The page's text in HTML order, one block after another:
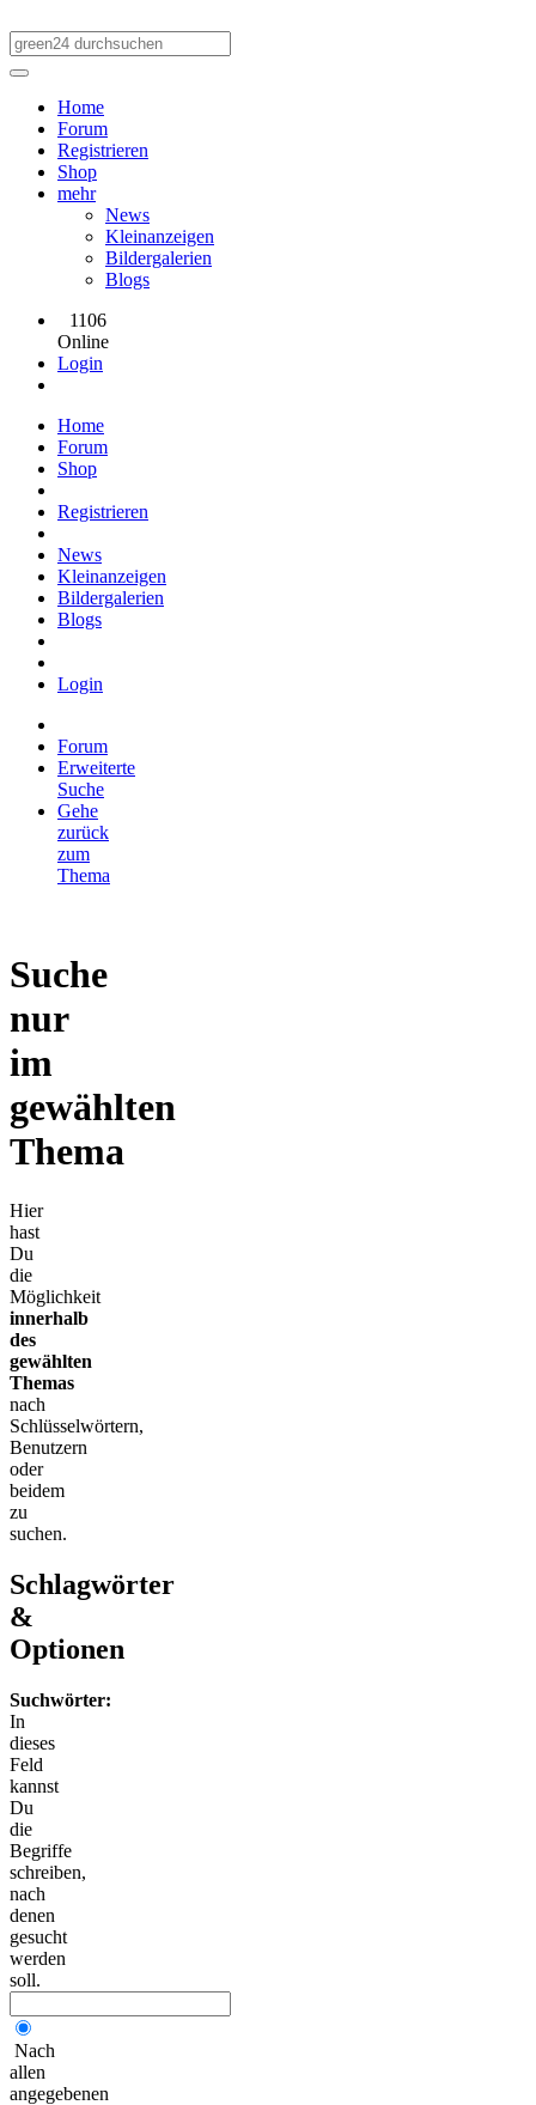
Home
Forum
Registrieren
Shop
mehr
News
Kleinanzeigen
Bildergalerien
Blogs
1106
Online
Login
Home
Forum
Shop
Registrieren
News
Kleinanzeigen
Bildergalerien
Blogs
Login
Forum
Erweiterte
Suche
Gehe
zurück
zum
Thema
Suche
nur
im
gewählten
Thema
Hier
hast
Du
die
Möglichkeit
innerhalb
des
gewählten
Themas
nach
Schlüsselwörtern,
Benutzern
oder
beidem
zu
suchen.
Schlagwörter
&
Optionen
Suchwörter:
In
dieses
Feld
kannst
Du
die
Begriffe
schreiben,
nach
denen
gesucht
werden
soll.
Nach
allen
angegebenen